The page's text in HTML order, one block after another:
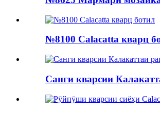
№8100 Calacatta кварц
Санги кварсии